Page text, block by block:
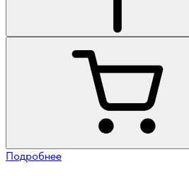
Подробнее